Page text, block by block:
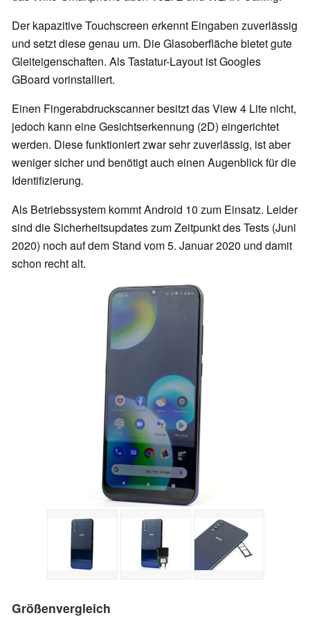
Der kapazitive Touchscreen erkennt Eingaben zuverlässig
und setzt diese genau um. Die Glasoberfläche bietet gute
Gleiteigenschaften. Als Tastatur-Layout ist Googles
GBoard vorinstalliert.
Einen Fingerabdruckscanner besitzt das View 4 Lite nicht,
jedoch kann eine Gesichtserkennung (2D) eingerichtet
werden. Diese funktioniert zwar sehr zuverlässig, ist aber
weniger sicher und benötigt auch einen Augenblick für die
Identifizierung.
Als Betriebssystem kommt Android 10 zum Einsatz. Leider
sind die Sicherheitsupdates zum Zeitpunkt des Tests (Juni
2020) noch auf dem Stand vom 5. Januar 2020 und damit
schon recht alt.
Größenvergleich